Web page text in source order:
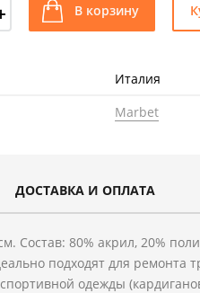
В корзину
Италия
Marbet
ДОСТАВКА И ОПЛАТА
Состав: 80% акрил, 20%
подходят для ремонта
одежды